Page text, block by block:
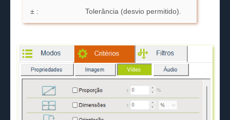
± : Tolerância (desvio permitido).